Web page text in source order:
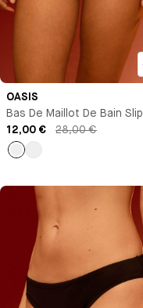
OASIS
Bas De Maillot De Bain Slip
12,00 €
28,00 €